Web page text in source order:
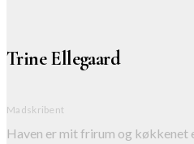
Trine Ellegaard
Madskribent
Haven er mit frirum og køkkenet